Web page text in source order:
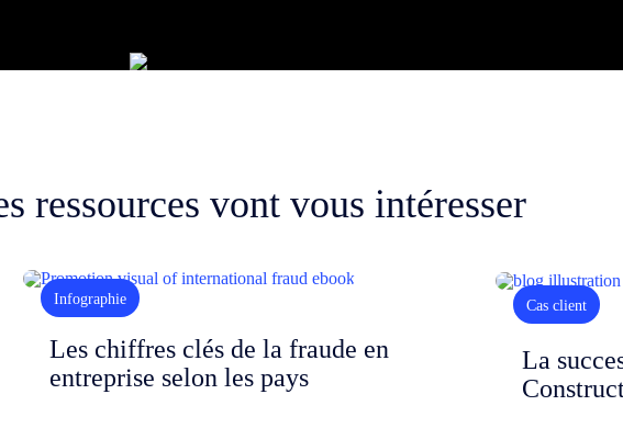
ressources vont vous intéresser
Infographie
Les chiffres clés de la fraude en
entreprise selon les pays
Cas client
La